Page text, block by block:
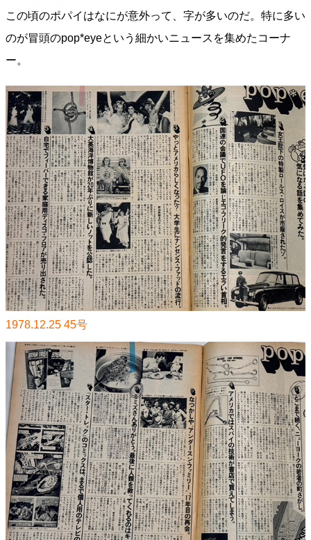
この頃のポパイはなにが意外って、字が多いのだ。特に多い
のが冒頭のpop*eyeという細かいニュースを集めたコーナ
ー。
1978.12.25 45号